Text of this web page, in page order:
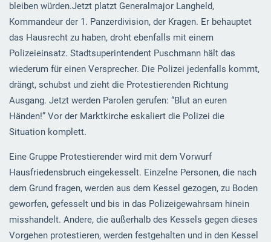
bleiben würden.Jetzt platzt Generalmajor Langheld,
Kommandeur der 1. Panzerdivision, der Kragen. Er behauptet
das Hausrecht zu haben, droht ebenfalls mit einem
Polizeieinsatz. Stadtsuperintendent Puschmann hält das
wiederum für einen Versprecher. Die Polizei jedenfalls kommt,
drängt, schubst und zieht die Protestierenden Richtung
Ausgang. Jetzt werden Parolen gerufen: “Blut an euren
Händen!” Vor der Marktkirche eskaliert die Polizei die
Situation komplett.
Eine Gruppe Protestierender wird mit dem Vorwurf
Hausfriedensbruch eingekesselt. Einzelne Personen, die nach
dem Grund fragen, werden aus dem Kessel gezogen, zu Boden
geworfen, gefesselt und bis in das Polizeigewahrsam hinein
misshandelt. Andere, die außerhalb des Kessels gegen dieses
Vorgehen protestieren, werden festgehalten und in den Kessel